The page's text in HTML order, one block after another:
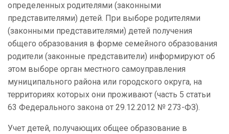
определенных родителями (законными
представителями) детей. При выборе родителями
(законными представителями) детей получения
общего образования в форме семейного образования
родители (законные представители) информируют об
этом выборе орган местного самоуправления
муниципального района или городского округа, на
территориях которых они проживают (часть 5 статьи
63 Федерального закона от 29.12.2012 № 273-ФЗ).
Учет детей, получающих общее образование в